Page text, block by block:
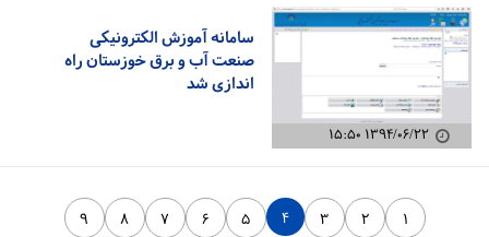
۱۳۹۴/۰۶/۲۲ ۱۵:۵۰
سامانه آموزش الکترونیکی
صنعت آب و برق خوزستان راه
اندازی شد
۱ ۲ ۳ ۴ ۵ ۶ ۷ ۸ ۹